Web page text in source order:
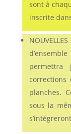
sont à
inscrite
permettra
corrections
planches.
sous la